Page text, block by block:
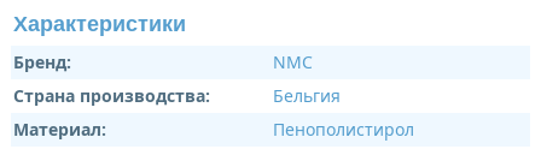
Характеристики
Бренд:
NMC
Страна производства:
Бельгия
Материал:
Пенополистирол